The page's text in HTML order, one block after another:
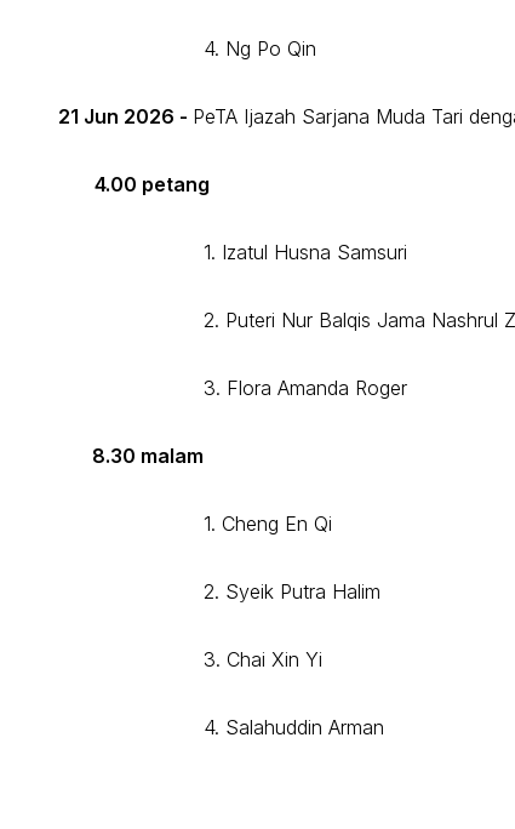
4. Ng Po Qin
21 Jun 2026 - PeTA Ijazah Sarjana Muda Tari
4.00 petang
1. Izatul Husna Samsuri
2. Puteri Nur Balqis Jama Nashrul
3. Flora Amanda Roger
8.30 malam
1. Cheng En Qi
2. Syeik Putra Halim
3. Chai Xin Yi
4. Salahuddin Arman